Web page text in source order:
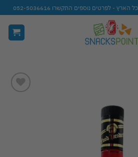
- לפרטים נוספים התקשרו 052-5036616